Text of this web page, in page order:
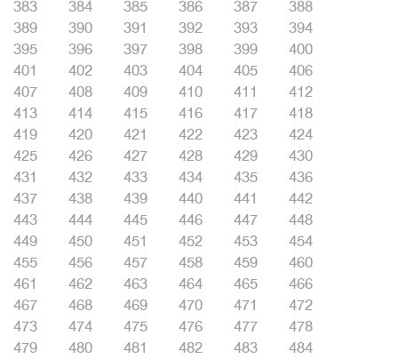
383
384 385 386 387
388
389
390 391 392 393
394
395
396 397 398 399
400
401
402 403 404 405
406
407
408 409 410 411
412
413
414 415 416 417
418
419
420 421 422 423
424
425
426 427 428 429
430
431
432 433 434 435
436
437
438 439 440 441
442
443
444 445 446 447
448
449
450 451 452 453
454
455
456 457 458 459
460
461
462 463 464 465
466
467
468 469 470 471
472
473
474 475 476 477
478
479
480 481 482 483
484